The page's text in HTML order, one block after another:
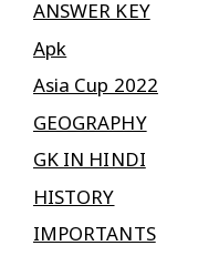
ANSWER KEY
Apk
Asia Cup 2022
GEOGRAPHY
GK IN HINDI
HISTORY
IMPORTANTS